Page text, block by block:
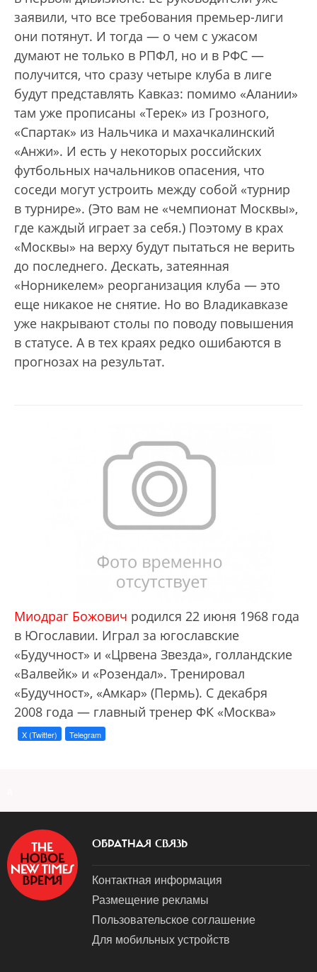
заявили, что все требования премьер-лиги
они потянут. И тогда — о чем с ужасом
думают не только в РПФЛ, но и в РФС —
получится, что сразу четыре клуба в лиге
будут представлять Кавказ: помимо «Алании»
там уже прописаны «Терек» из Грозного,
«Спартак» из Нальчика и махачкалинский
«Анжи». И есть у некоторых российских
футбольных начальников опасения, что
соседи могут устроить между собой «турнир
в турнире». (Это вам не «чемпионат Москвы»,
где каждый играет за себя.) Поэтому в крах
«Москвы» на верху будут пытаться не верить
до последнего. Дескать, затеянная
«Норникелем» реорганизация клуба — это
еще никакое не снятие. Но во Владикавказе
уже накрывают столы по поводу повышения
в статусе. А в тех краях редко ошибаются в
прогнозах на результат.
Миодраг Божович родился 22 июня 1968 года
в Югославии. Играл за югославские
«Будучност» и «Црвена Звезда», голландские
«Валвейк» и «Розендал». Тренировал
«Будучност», «Амкар» (Пермь). С декабря
2008 года — главный тренер ФК «Москва»
X (Twitter) Telegram
ОБРАТНАЯ СВЯЗЬ
Контактная информация
Размещение рекламы
Пользовательское соглашение
Для мобильных устройств